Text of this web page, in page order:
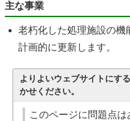
主な事業
老朽化した処理施設の機
計画的に更新します。
よりよいウェブサイトにす
かせください。
このページに問題点